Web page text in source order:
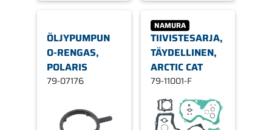
ÖLJYPUMPUN
O-RENGAS,
POLARIS
79-07176
NAMURA
TIIVISTESARJA,
TÄYDELLINEN,
ARCTIC CAT
79-11001-F